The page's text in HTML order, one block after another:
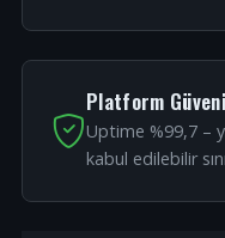
Platform
Uptime %99,7 –
kabul edilebilir